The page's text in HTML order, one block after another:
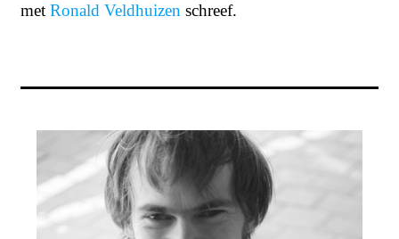
met Ronald Veldhuizen schreef.